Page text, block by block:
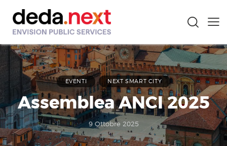
EVENTI NEXT SMART CITY
Assemblea ANCI 2025
9 Ottobre 2025